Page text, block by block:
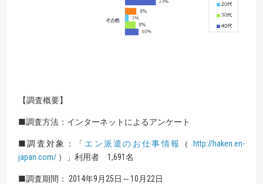
【調査概要】
■調査方法：インターネットによるアンケート
■調査対象：「 エン派遣のお仕事情報 （http://haken.en-
japan.com/ ）」利用者 1,691名
■調査期間： 2014年9月25日～10月22日